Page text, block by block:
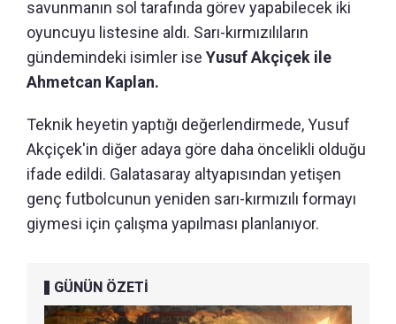
savunmanın sol tarafında görev yapabilecek iki
oyuncuyu listesine aldı. Sarı-kırmızılıların
gündemindeki isimler ise Yusuf Akçiçek ile
Ahmetcan Kaplan.
Teknik heyetin yaptığı değerlendirmede, Yusuf
Akçiçek'in diğer adaya göre daha öncelikli olduğu
ifade edildi. Galatasaray altyapısından yetişen
genç futbolcunun yeniden sarı-kırmızılı formayı
giymesi için çalışma yapılması planlanıyor.
GÜNÜN ÖZETİ